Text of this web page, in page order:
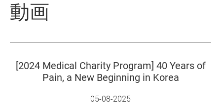
動画
[2024 Medical Charity Program] 40 Years of
Pain, a New Beginning in Korea
05-08-2025